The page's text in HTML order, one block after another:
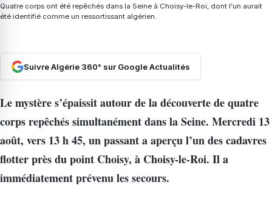
Quatre corps ont été repêchés dans la Seine à Choisy-le-Roi, dont l’un aurait
été identifié comme un ressortissant algérien.
Suivre Algérie 360° sur Google Actualités
Le mystère s’épaissit autour de la découverte de quatre
corps repêchés simultanément dans la Seine. Mercredi 13
août, vers 13 h 45, un passant a aperçu l’un des cadavres
flotter près du point Choisy, à Choisy-le-Roi. Il a
immédiatement prévenu les secours.